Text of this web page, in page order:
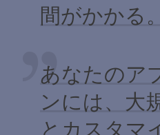
間がかかる。
あなたのア
ンには、大
とカスタマ